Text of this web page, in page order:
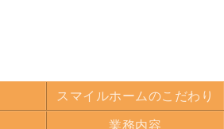
スマイルホームのこだわり
業務内容